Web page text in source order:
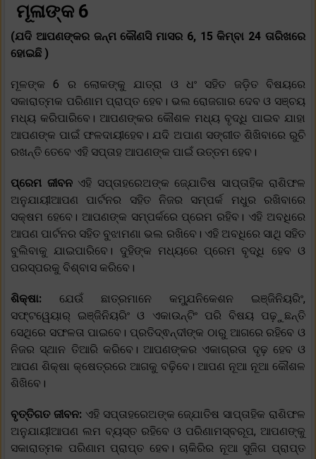
ମୂଳାଙ୍କ 6
(ଯଦି ଆପଣଙ୍କର ଜନ୍ମ କୌଣସି ମାସର 6, 15 କିମ୍ବା 24 ତାରିଖରେ
ହୋଇଛି )
ମୂଳଙ୍କ 6 ର ଲୋକଙ୍କୁ ଯାତ୍ରା ଓ ଧଂ ସହିତ ଜଡ଼ିତ ବିଷୟରେ
ସକାରାତ୍ମକ ପରିଣାମ ପ୍ରାପ୍ତ ହେବ। ଭଲ ରୋଜଗାର ଦେବ ଓ ସଞ୍ଚୟ
ମଧ୍ୟ କରିପାରିବେ। ଆପଣଙ୍କର କୌଶଳ ମଧ୍ୟ ବୃଦ୍ଧି ପାଇବ ଯାହା
ଆପଣଙ୍କ ପାଇଁ ଫଳଦାୟୀହେବ। ଯଦି ଅପାଣ ସଙ୍ଗୀତ ଶିଖିବାରେ ରୁଚି
ରଖନ୍ତି ତେବେ ଏହି ସପ୍ତାହ ଆପଣଙ୍କ ପାଇଁ ଉତ୍ତମ ହେବ।
ପ୍ରେମ ଜୀବନ ଏହି ସପ୍ତାହରେଅଙ୍କ ଜ୍ଯୋତିଷ ସାପ୍ତାହିକ ରାଶିଫଳ
ଅନୁଯାୟୀଆପଣ ପାର୍ଟନର ସହିତ ନିଜର ସମ୍ପର୍କ ମଧୁର ରଖିବାରେ
ସକ୍ଷମ ହେବେ। ଆପଣଙ୍କ ସମ୍ପର୍କରେ ପ୍ରେମ ରହିବ। ଏହି ଅବଧିରେ
ଆପଣ ପାର୍ଟନର ସହିତ ବୁଝାମଣା ଭଲ ରଖିବେ। ଏହି ଅବଧିରେ ସାଥି ସହିତ
ବୁଲିବାକୁ ଯାଇପାରିବେ। ଦୁହିଙ୍କ ମଧ୍ୟରେ ପ୍ରେମ ବୃଦ୍ଧି ହେବ ଓ
ପରସ୍ପରକୁ ବିଶ୍ବାସ କରିବେ।
ଶିକ୍ଷା: ଯେଉଁ ଛାତ୍ରମାନେ କମ୍ଯୁନିକେଶନ ଇଞ୍ଜିନିୟରିଂ,
ସଫ୍ଟୱେୟାର୍ ଇଞ୍ଜିନିୟରିଂ ଓ ଏକାଉନ୍ଟିଂ ପରି ବିଷୟ ପଢ଼ୁଛନ୍ତି
ସେଥିରେ ସଫଳତା ପାଇବେ। ପ୍ରତିଦ୍ଵନ୍ଦୀଙ୍କ ଠାରୁ ଆଗରେ ରହିବେ ଓ
ନିଜର ସ୍ଥାନ ତିଆରି କରିବେ। ଆପଣଙ୍କର ଏକାଗ୍ରତା ଦୃଢ଼ ହେବ ଓ
ଆପଣ ଶିକ୍ଷା କ୍ଷେତ୍ରରେ ଆଗକୁ ବଢ଼ିବେ। ଆପଣ ନୂଆ ନୂଆ କୌଶଳ
ଶିଖିବେ।
ବୃତ୍ତିଗତ ଜୀବନ: ଏହି ସପ୍ତାହରେଅଙ୍କ ଜ୍ଯୋତିଷ ସାପ୍ତାହିକ ରାଶିଫଳ
ଅନୁଯାୟୀଆପଣ ଲମ ବ୍ୟସ୍ତ ରହିବେ ଓ ପରିଣାମସ୍ବରୂପ, ଆପଣଙ୍କୁ
ସକାରାତ୍ମକ ପରିଣାମ ପ୍ରାପ୍ତ ହେବ। ଚାକିରିର ନୂଆ ସୁଜିଗ ପ୍ରାପ୍ତ